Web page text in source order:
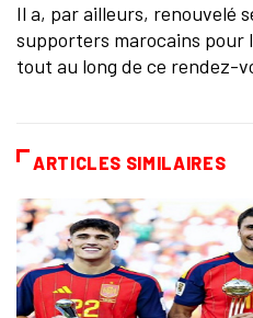
Il a, par ailleurs, renouvelé
supporters marocains
tout au long de ce rendez-
ARTICLES SIMILAIRES